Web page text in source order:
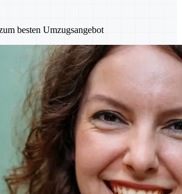
besten Umzugsangebot